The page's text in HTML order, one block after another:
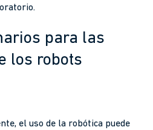
para las
los robots
el uso de la robótica puede